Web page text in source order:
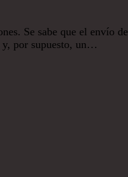
Se sabe que el envío
y, por supuesto, un…